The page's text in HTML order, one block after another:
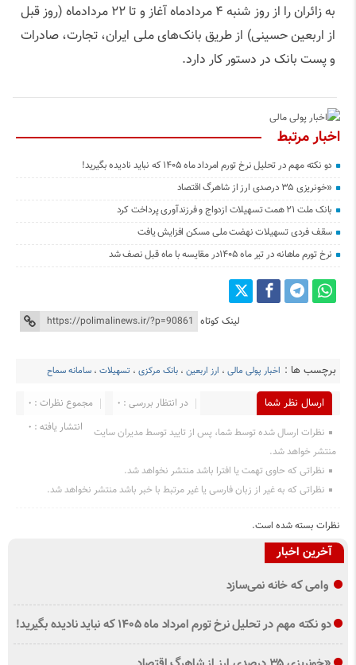
به زائران را از روز شنبه ۴ مردادماه آغاز و تا ۲۲ مردادماه (روز قبل
از اربعین حسینی) از طریق بانک‌های ملی ایران، تجارت، صادرات
و پست بانک در دستور کار دارد.
اخبار مرتبط
دو نکته مهم در تحلیل نرخ تورم امرداد ماه ۱۴۰۵ که نباید نادیده بگیرید!
«خونریزی ۳۵ درصدی ارز از شاهرگ اقتصاد
بانک ملت ۲۱ همت تسهیلات ازدواج و فرزندآوری پرداخت کرد
سقف فردی تسهیلات نهضت ملی مسکن افزایش یافت
نرخ تورم ماهانه در تیر ماه ۱۴۰۵در مقایسه با ماه قبل نصف شد
لینک کوتاه
برچسب ها : اخبار پولی مالی ، ارز اربعین ، بانک مرکزی ، تسهیلات ، سامانه سماح
ارسال نظر شما مجموع نظرات : 0
در انتظار بررسی : 0
انتشار یافته : ۰
نظرات ارسال شده توسط شما، پس از تایید توسط مدیران سایت
منتشر خواهد شد.
نظراتی که حاوی تهمت یا افترا باشد منتشر نخواهد شد.
نظراتی که به غیر از زبان فارسی یا غیر مرتبط با خبر باشد منتشر نخواهد شد.
نظرات بسته شده است.
آخرین اخبار
وامی که خانه نمی‌سازد
دو نکته مهم در تحلیل نرخ تورم امرداد ماه ۱۴۰۵ که نباید نادیده بگیرید!